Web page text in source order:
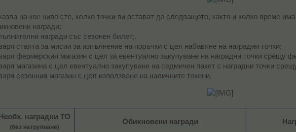
на кое ниво сте, колко точки ви остават до следващото, както и колко време
награди;
награди със сезонен билет;.
стаята за мисии за изпълнение на поръчки с цел набавяне на наградни точки;
фермерския магазин с цел за евентуално закупуване на наградни точки срещу
магазина с цел евентуално закупуване на седмичен пакет с наградни точки
сезонния магазин с цел използване на наличните токени.
Необх. наградни ТО
(без натрупване)
Обикновени награди